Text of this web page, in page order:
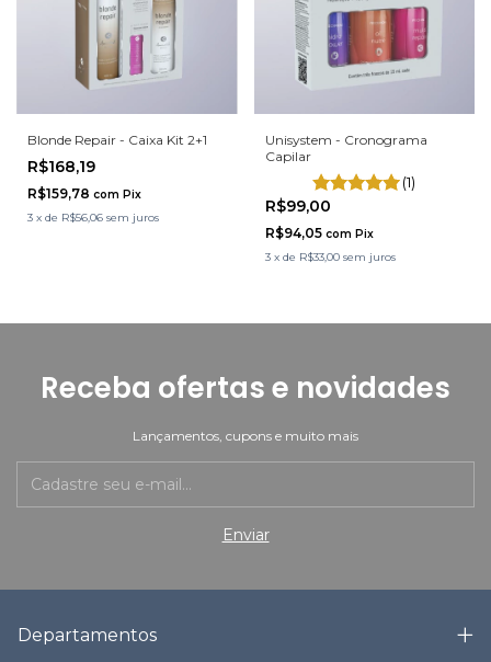
Blonde Repair - Caixa Kit 2+1
R$168,19
R$159,78 com Pix
3 x de R$56,06 sem juros
Unisystem - Cronograma
Capilar
(1)
R$99,00
R$94,05 com Pix
3 x de R$33,00 sem juros
Receba ofertas e novidades
Lançamentos, cupons e muito mais
Departamentos